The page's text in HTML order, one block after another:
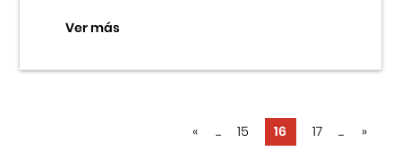
Ver más
« ... 15 16 17 ... »